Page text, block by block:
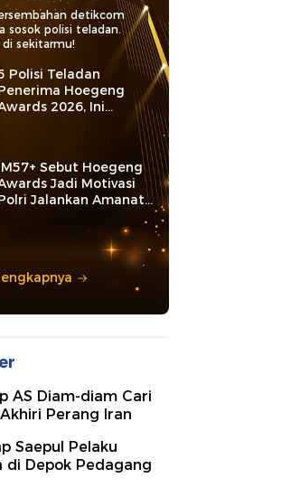
detikcom
sosok polisi teladan.
di sekitarmu!
Polisi Teladan
Hoegeng
2026, Ini
Kategori dan Kiprahnya
Sebut Hoegeng
Jadi Motivasi
Jalankan Amanat
AS Diam-diam Cari
Perang Iran
Saepul Pelaku
di Depok Pedagang